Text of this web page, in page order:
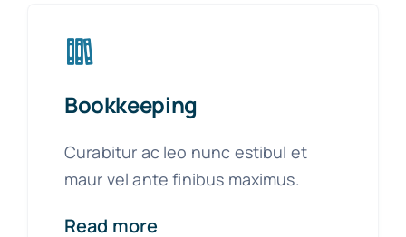
Bookkeeping
Curabitur ac leo nunc estibul et
maur vel ante finibus maximus.
Read more